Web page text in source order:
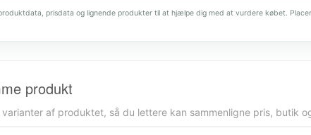
prisdata og lignende produkter til at hjælpe dig med at vurdere købet.
produkt
af produktet, så du lettere kan sammenligne pris, butik